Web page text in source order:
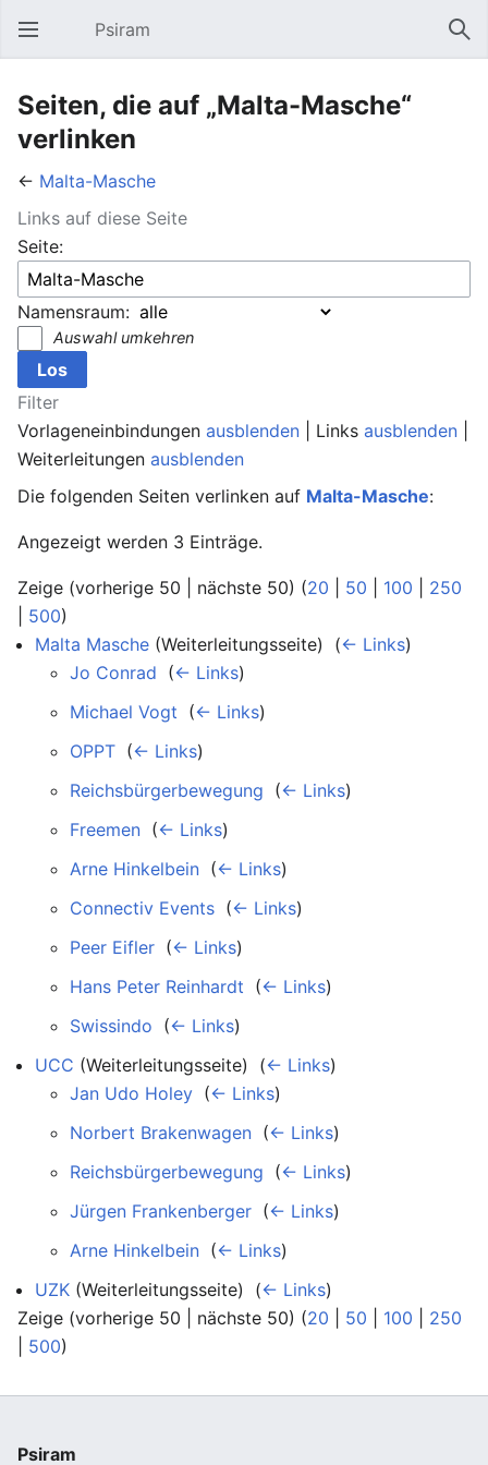
Hauptmenü öffnen Psiram
Seiten, die auf „Malta-Masche“
verlinken
← Malta-Masche
Links auf diese Seite
Seite:
Namensraum:
Auswahl umkehren
Filter
Vorlageneinbindungen ausblenden | Links ausblenden
Weiterleitungen ausblenden
Die folgenden Seiten verlinken auf Malta-Masche:
Angezeigt werden 3 Einträge.
Zeige (vorherige 50 | nächste 50) (20 50 100
250
500)
Malta Masche (Weiterleitungsseite) ‎ (← Links)
Jo Conrad (← Links)
Michael Vogt (← Links)
OPPT (← Links)
Reichsbürgerbewegung (← Links)
Freemen (← Links)
Arne Hinkelbein (← Links)
Connectiv Events (← Links)
Peer Eifler (← Links)
Hans Peter Reinhardt (← Links)
Swissindo (← Links)
UCC (Weiterleitungsseite) ‎ (← Links)
Jan Udo Holey (← Links)
Norbert Brakenwagen (← Links)
Reichsbürgerbewegung (← Links)
Jürgen Frankenberger (← Links)
Arne Hinkelbein (← Links)
UZK (Weiterleitungsseite) ‎ (← Links)
Zeige (vorherige 50 | nächste 50) (20 50 100
250
500)
Psiram